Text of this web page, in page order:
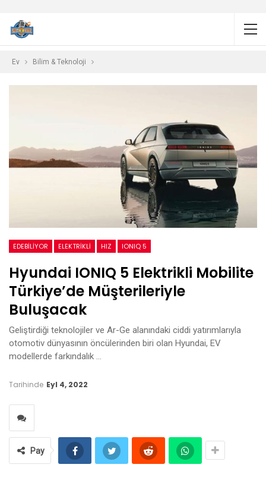
Ev Bilim & Teknoloji
EDEBILIYOR ELEKTRIKLI HIZ IONIQ 5
Hyundai IONIQ 5 Elektrikli Mobilite
Türkiye’de Müşterileriyle
Buluşacak
Geliştirdiği teknolojiler ve Ar-Ge alanındaki ciddi yatırımlarıyla
otomotiv dünyasının öncülerinden biri olan Hyundai, EV
modellerde farkındalık …
Tarihinde Eyl 4, 2022
Pay